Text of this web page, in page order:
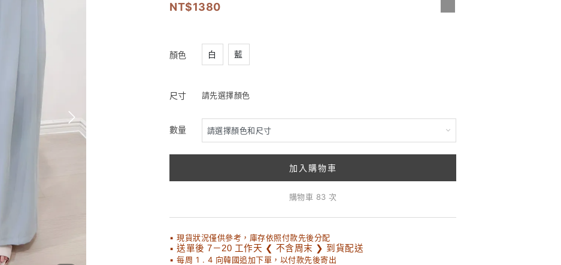
1380
顏色 白 藍
尺寸 請先選擇顏色
數量
加入購物車
購物車 83 次
▪ 現貨狀況僅供參考，庫存依照付款先後分配
▪ 送單後 7－20 工作天 ❮ 不含周末 ❯ 到貨配送
▪ 每周 1 . 4 向韓國追加下單，以付款先後寄出